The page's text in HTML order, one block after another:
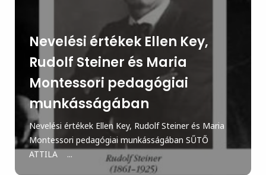
Nevelési értékek Ellen Key,
Rudolf Steiner és Maria
Montessori pedagógiai
munkásságában
Nevelési értékek Ellen Key, Rudolf Steiner és Maria
Montessori pedagógiai munkásságában SŰTŐ
ATTILA ...